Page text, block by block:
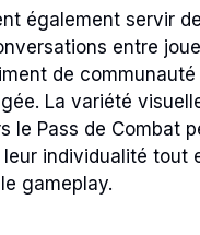
également servir
entre
de
La variété
le Pass de Combat
leur individualité tout
gameplay.